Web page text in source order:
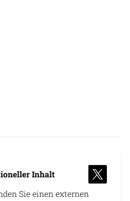
Inhalt
Sie einen externen